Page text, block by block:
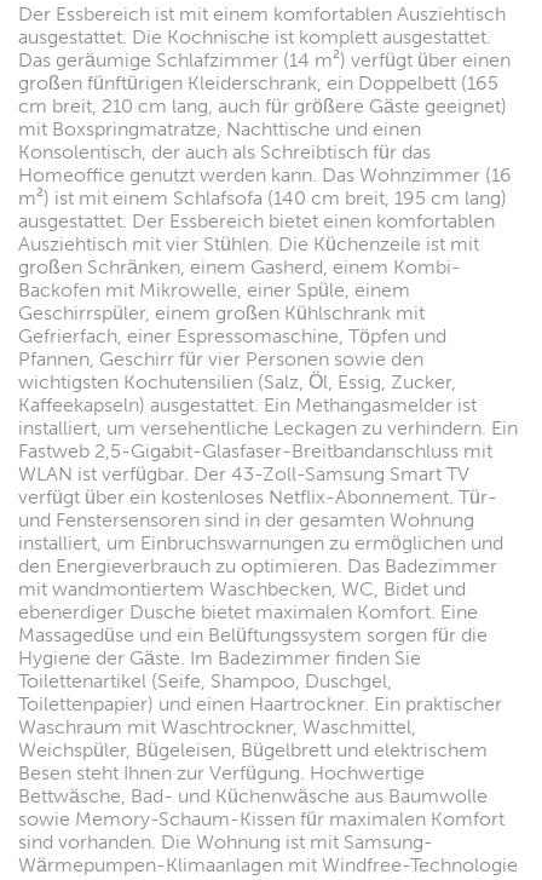
Der Essbereich ist mit einem komfortablen Ausziehtisch
ausgestattet. Die Kochnische ist komplett ausgestattet.
Das geräumige Schlafzimmer (14 m²) verfügt über einen
großen fünftürigen Kleiderschrank, ein Doppelbett (165
cm breit, 210 cm lang, auch für größere Gäste geeignet)
mit Boxspringmatratze, Nachttische und einen
Konsolentisch, der auch als Schreibtisch für das
Homeoffice genutzt werden kann. Das Wohnzimmer (16
m²) ist mit einem Schlafsofa (140 cm breit, 195 cm lang)
ausgestattet. Der Essbereich bietet einen komfortablen
Ausziehtisch mit vier Stühlen. Die Küchenzeile ist mit
großen Schränken, einem Gasherd, einem Kombi-
Backofen mit Mikrowelle, einer Spüle, einem
Geschirrspüler, einem großen Kühlschrank mit
Gefrierfach, einer Espressomaschine, Töpfen und
Pfannen, Geschirr für vier Personen sowie den
wichtigsten Kochutensilien (Salz, Öl, Essig, Zucker,
Kaffeekapseln) ausgestattet. Ein Methangasmelder ist
installiert, um versehentliche Leckagen zu verhindern. Ein
Fastweb 2,5-Gigabit-Glasfaser-Breitbandanschluss mit
WLAN ist verfügbar. Der 43-Zoll-Samsung Smart TV
verfügt über ein kostenloses Netflix-Abonnement. Tür-
und Fenstersensoren sind in der gesamten Wohnung
installiert, um Einbruchswarnungen zu ermöglichen und
den Energieverbrauch zu optimieren. Das Badezimmer
mit wandmontiertem Waschbecken, WC, Bidet und
ebenerdiger Dusche bietet maximalen Komfort. Eine
Massagedüse und ein Belüftungssystem sorgen für die
Hygiene der Gäste. Im Badezimmer finden Sie
Toilettenartikel (Seife, Shampoo, Duschgel,
Toilettenpapier) und einen Haartrockner. Ein praktischer
Waschraum mit Waschtrockner, Waschmittel,
Weichspüler, Bügeleisen, Bügelbrett und elektrischem
Besen steht Ihnen zur Verfügung. Hochwertige
Bettwäsche, Bad- und Küchenwäsche aus Baumwolle
sowie Memory-Schaum-Kissen für maximalen Komfort
sind vorhanden. Die Wohnung ist mit Samsung-
Wärmepumpen-Klimaanlagen mit Windfree-Technologie